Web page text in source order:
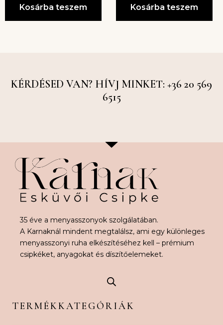
Kosárba teszem Kosárba teszem
KÉRDÉSED VAN? HÍVJ MINKET: +36 20 569
6515
35 éve a menyasszonyok szolgálatában.
A Karnaknál mindent megtalálsz, ami egy különleges
menyasszonyi ruha elkészítéséhez kell – prémium
csipkéket, anyagokat és díszítőelemeket.
TERMÉKKATEGÓRIÁK